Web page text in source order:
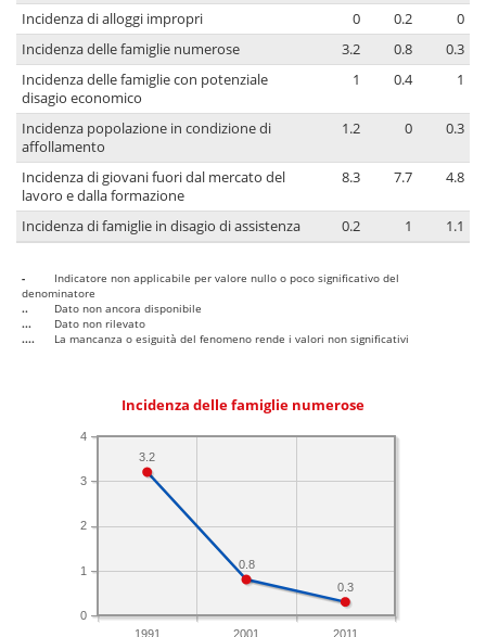
Incidenza di alloggi impropri 0 0.2
0
Incidenza delle famiglie numerose
3.2 0.8
0.3
Incidenza delle famiglie con potenziale
disagio economico
1 0.4 1
Incidenza popolazione in condizione di
affollamento
1.2 0 0.3
Incidenza di giovani fuori dal mercato del
lavoro e dalla formazione
8.3 7.7 4.8
Incidenza di famiglie in disagio di assistenza 0.2 1 1.1
-
Indicatore non applicabile per valore nullo o poco significativo del
denominatore
..
Dato non ancora disponibile
...
Dato non rilevato
....
La mancanza o esiguità del fenomeno rende i valori non significativi
Incidenza delle famiglie numerose
1991 2001 2011
0
1
2
3
4
0.3
0.8
3.2